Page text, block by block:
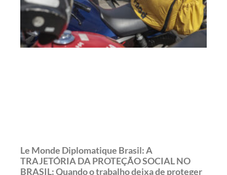
Le Monde Diplomatique Brasil: A
TRAJETÓRIA DA PROTEÇÃO SOCIAL NO
BRASIL: Quando o trabalho deixa de proteger